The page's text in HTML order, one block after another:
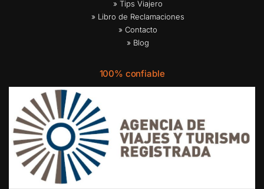
» Tips Viajero
» Libro de Reclamaciones
» Contacto
» Blog
100% confiable